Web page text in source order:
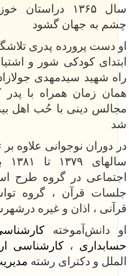
سال ۱۳۶۵
چشم به جهان گشود
او دست پرورده پدری
ابتدای کودکی شور و
راه شهید سیدمهدی
همان زمان همراه با
مجالس دینی با حُب اهل
شد
در دوران نوجوانی علاوه
اجتماعی در گروه طرح
جلسات قرآن ، گروه
قرآنی ، اذان و غیره
او دانش‌آموخته
حسابداری ، کارشناسی
الملل و دکترای رشته